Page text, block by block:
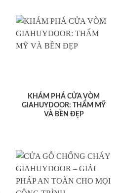
KHÁM PHÁ CỬA VÒM
GIAHUYDOOR: THẨM MỸ
VÀ BỀN ĐẸP